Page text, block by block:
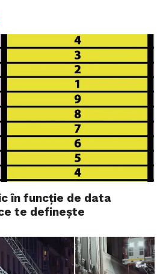
în funcție de data
te definește